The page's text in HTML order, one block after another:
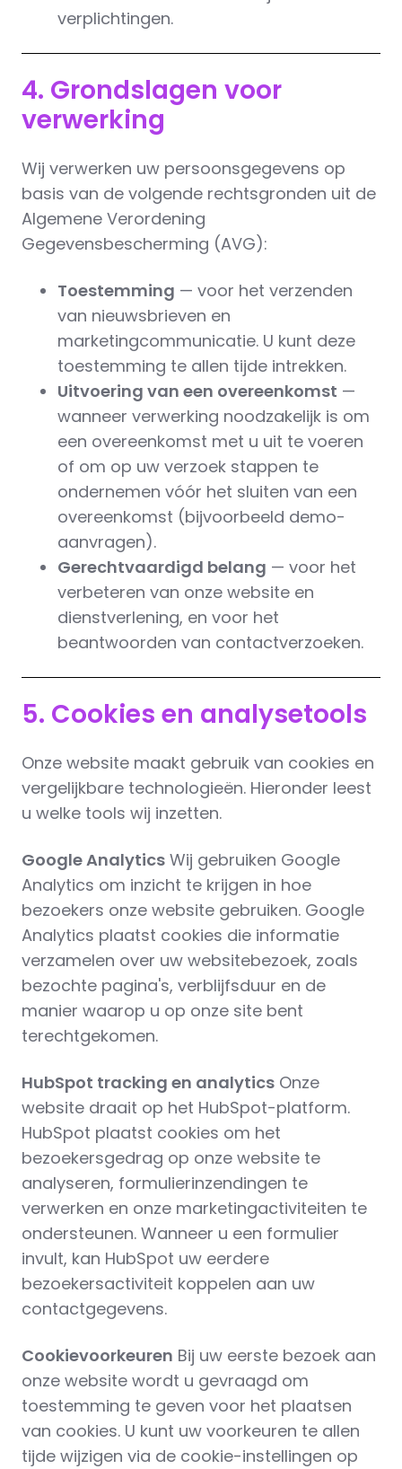
verplichtingen.
4. Grondslagen voor
verwerking
Wij verwerken uw persoonsgegevens op
basis van de volgende rechtsgronden uit de
Algemene Verordening
Gegevensbescherming (AVG):
Toestemming — voor het verzenden
van nieuwsbrieven en
marketingcommunicatie. U kunt deze
toestemming te allen tijde intrekken.
Uitvoering van een overeenkomst —
wanneer verwerking noodzakelijk is om
een overeenkomst met u uit te voeren
of om op uw verzoek stappen te
ondernemen vóór het sluiten van een
overeenkomst (bijvoorbeeld demo-
aanvragen).
Gerechtvaardigd belang — voor het
verbeteren van onze website en
dienstverlening, en voor het
beantwoorden van contactverzoeken.
5. Cookies en analysetools
Onze website maakt gebruik van cookies en
vergelijkbare technologieën. Hieronder leest
u welke tools wij inzetten.
Google Analytics Wij gebruiken Google
Analytics om inzicht te krijgen in hoe
bezoekers onze website gebruiken. Google
Analytics plaatst cookies die informatie
verzamelen over uw websitebezoek, zoals
bezochte pagina's, verblijfsduur en de
manier waarop u op onze site bent
terechtgekomen.
HubSpot tracking en analytics Onze
website draait op het HubSpot-platform.
HubSpot plaatst cookies om het
bezoekersgedrag op onze website te
analyseren, formulierinzendingen te
verwerken en onze marketingactiviteiten te
ondersteunen. Wanneer u een formulier
invult, kan HubSpot uw eerdere
bezoekersactiviteit koppelen aan uw
contactgegevens.
Cookievoorkeuren Bij uw eerste bezoek aan
onze website wordt u gevraagd om
toestemming te geven voor het plaatsen
van cookies. U kunt uw voorkeuren te allen
tijde wijzigen via de cookie-instellingen op